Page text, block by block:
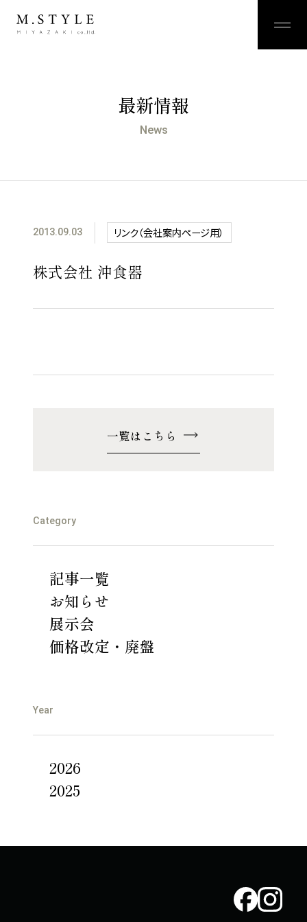
最新情報
News
2013.09.03 リンク（会社案内ページ用）
株式会社 沖食器
一覧はこちら
Category
記事一覧
お知らせ
展示会
価格改定・廃盤
Year
2026
2025